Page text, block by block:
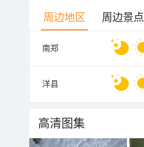
周边地区 周边景点
南郑
洋县
高清图集